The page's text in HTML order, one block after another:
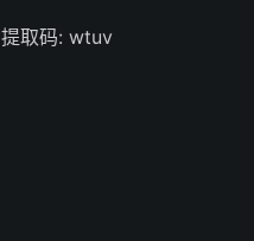
提取码: wtuv